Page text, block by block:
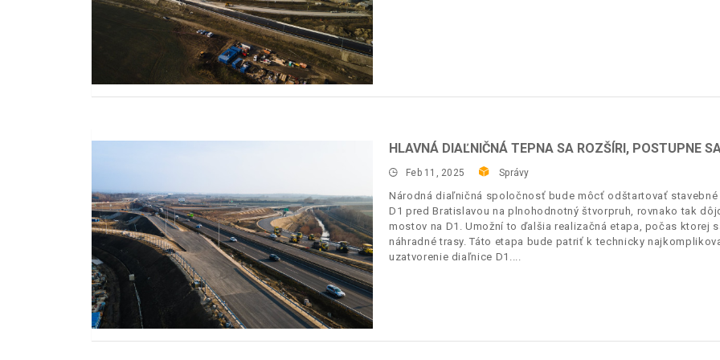
HLAVNÁ DIAĽNIČNÁ TEPNA SA ROZŠÍRI, POSTUPNE
Feb 11, 2025 Správy
Národná diaľničná spoločnosť bude môcť odštartovať
D1 pred Bratislavou na plnohodnotný štvorpruh, rovnako tak
mostov na D1. Umožní to ďalšia realizačná etapa, počas ktorej
náhradné trasy. Táto etapa bude patriť k technicky
uzatvorenie diaľnice D1.